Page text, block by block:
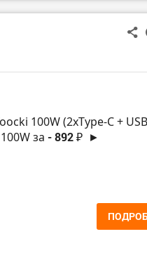
100W (2xType-C +
за - 892 ₽ ►